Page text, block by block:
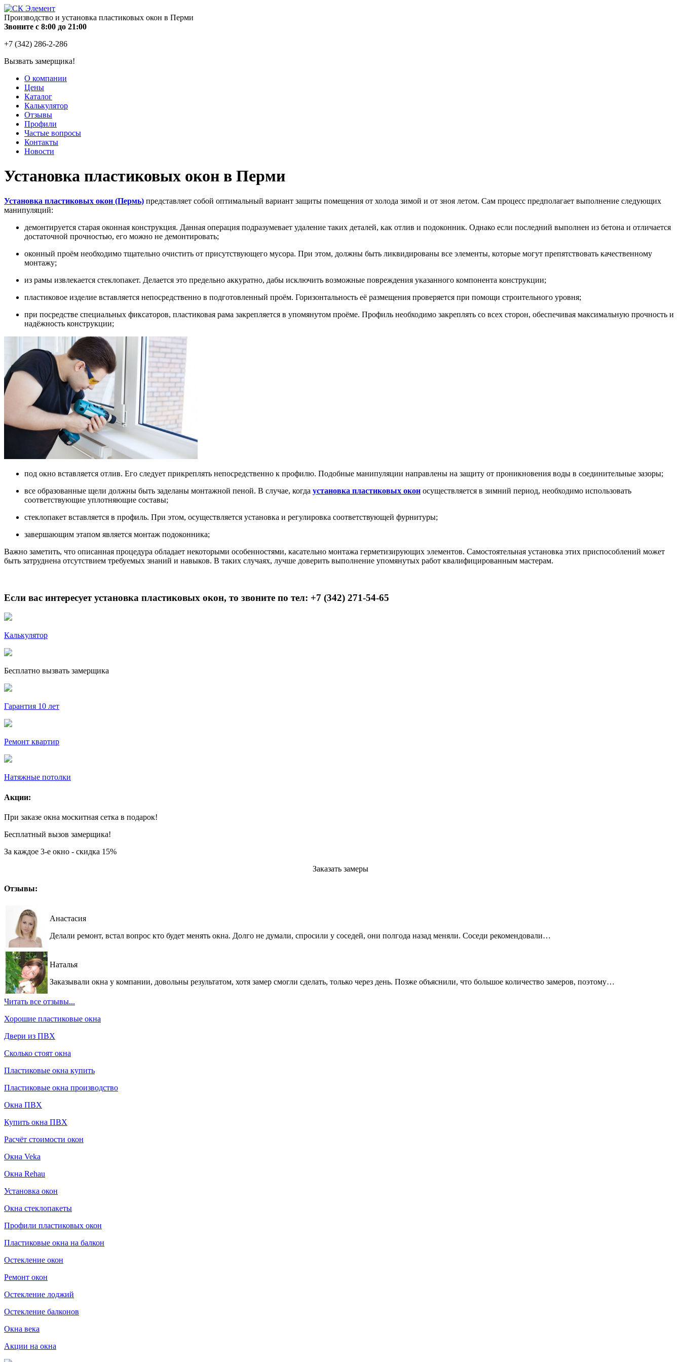
Производство и установка пластиковых окон в Перми
Звоните с 8:00 до 21:00
+7 (342) 286-2-286
Вызвать замерщика!
О компании
Цены
Каталог
Калькулятор
Отзывы
Профили
Частые вопросы
Контакты
Новости
Установка пластиковых окон в Перми
Установка пластиковых окон (Пермь) представляет собой оптимальный вариант защиты помещения от холода зимой и от зноя летом. Сам процесс предполагает выполнение следующих
манипуляций:
демонтируется старая оконная конструкция. Данная операция подразумевает удаление таких деталей, как отлив и подоконник. Однако если последний выполнен из бетона и отличается
достаточной прочностью, его можно не демонтировать;
оконный проём необходимо тщательно очистить от присутствующего мусора. При этом, должны быть ликвидированы все элементы, которые могут препятствовать качественному
монтажу;
из рамы извлекается стеклопакет. Делается это предельно аккуратно, дабы исключить возможные повреждения указанного компонента конструкции;
пластиковое изделие вставляется непосредственно в подготовленный проём. Горизонтальность её размещения проверяется при помощи строительного уровня;
при посредстве специальных фиксаторов, пластиковая рама закрепляется в упомянутом проёме. Профиль необходимо закреплять со всех сторон, обеспечивая максимальную прочность и
надёжность конструкции;
под окно вставляется отлив. Его следует прикреплять непосредственно к профилю. Подобные манипуляции направлены на защиту от проникновения воды в соединительные зазоры;
все образованные щели должны быть заделаны монтажной пеной. В случае, когда установка пластиковых окон осуществляется в зимний период, необходимо использовать
соответствующие уплотняющие составы;
стеклопакет вставляется в профиль. При этом, осуществляется установка и регулировка соответствующей фурнитуры;
завершающим этапом является монтаж подоконника;
Важно заметить, что описанная процедура обладает некоторыми особенностями, касательно монтажа герметизирующих элементов. Самостоятельная установка этих приспособлений может
быть затруднена отсутствием требуемых знаний и навыков. В таких случаях, лучше доверить выполнение упомянутых работ квалифицированным мастерам.
Если вас интересует установка пластиковых окон, то звоните по тел: +7 (342) 271-54-65
Калькулятор
Бесплатно вызвать замерщика
Гарантия 10 лет
Ремонт квартир
Натяжные потолки
Акции:
При заказе окна москитная сетка в подарок!
Бесплатный вызов замерщика!
За каждое 3-е окно - скидка 15%
Заказать замеры
Отзывы:
Анастасия
Делали ремонт, встал вопрос кто будет менять окна. Долго не думали, спросили у соседей, они полгода назад меняли. Соседи рекомендовали…
Наталья
Заказывали окна у компании, довольны результатом, хотя замер смогли сделать, только через день. Позже объяснили, что большое количество замеров, поэтому…
Читать все отзывы...
Хорошие пластиковые окна
Двери из ПВХ
Сколько стоят окна
Пластиковые окна купить
Пластиковые окна производство
Окна ПВХ
Купить окна ПВХ
Расчёт стоимости окон
Окна Veka
Окна Rehau
Установка окон
Окна стеклопакеты
Профили пластиковых окон
Пластиковые окна на балкон
Остекление окон
Ремонт окон
Остекление лоджий
Остекление балконов
Окна века
Акции на окна